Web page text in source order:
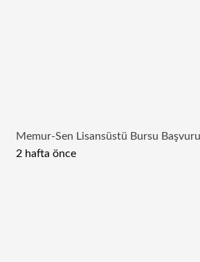
Memur-Sen Lisansüstü Bursu
2 hafta önce